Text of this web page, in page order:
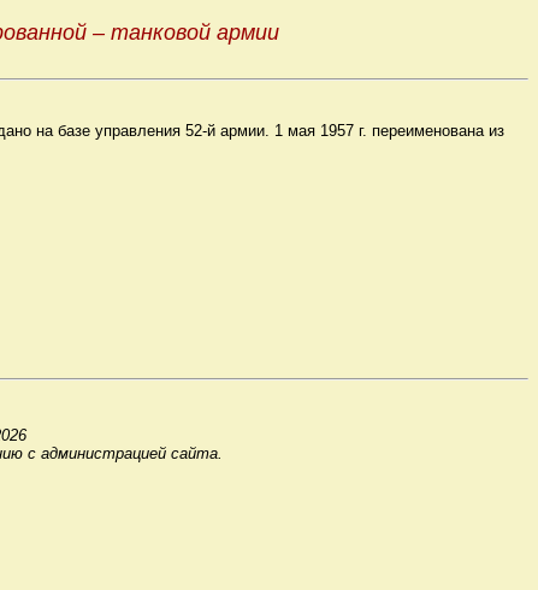
– танковой армии
на базе управления 52-й армии. 1 мая 1957 г. переименована из
с администрацией сайта.